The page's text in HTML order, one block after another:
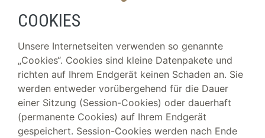
COOKIES
Unsere Internetseiten verwenden so genannte
„Cookies“. Cookies sind kleine Datenpakete und
richten auf Ihrem Endgerät keinen Schaden an. Sie
werden entweder vorübergehend für die Dauer
einer Sitzung (Session-Cookies) oder dauerhaft
(permanente Cookies) auf Ihrem Endgerät
gespeichert. Session-Cookies werden nach Ende